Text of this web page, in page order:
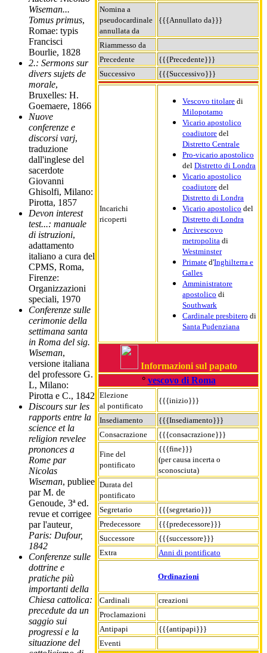
Nomina a
pseudocardinale
annullata da
{{{Annullato da}}}
Riammesso da
Precedente
{{{Precedente}}}
Successivo
{{{Successivo}}}
Incarichi
ricoperti
Vescovo titolare di
Milopotamo
Vicario apostolico
coadiutore del
Distretto Centrale
Pro-vicario apostolico
del Distretto di Londra
Vicario apostolico
coadiutore del
Distretto di Londra
Vicario apostolico del
Distretto di Londra
Arcivescovo
metropolita di
Westminster
Primate d'Inghilterra e
Galles
Amministratore
apostolico di
Southwark
Cardinale presbitero di
Santa Pudenziana
Informazioni sul papato
° vescovo di Roma
Elezione
al pontificato
{{{inizio}}}
Insediamento
{{{Insediamento}}}
Consacrazione
{{{consacrazione}}}
Fine del
pontificato
{{{fine}}}
(per causa incerta o
sconosciuta)
Durata del
pontificato
Segretario
{{{segretario}}}
Predecessore
{{{predecessore}}}
Successore
{{{successore}}}
Extra
Anni di pontificato
Ordinazioni
Cardinali
creazioni
Proclamazioni
Antipapi
{{{antipapi}}}
Eventi
Wiseman...
Tomus primus,
Romae: typis
Francisci
Bourlie, 1828
2.: Sermons sur
divers sujets de
morale,
Bruxelles: H.
Goemaere, 1866
Nuove
conferenze e
discorsi varj,
traduzione
dall'inglese del
sacerdote
Giovanni
Ghisolfi, Milano:
Pirotta, 1857
Devon interest
test...: manuale
di istruzioni,
adattamento
italiano a cura del
CPMS, Roma,
Firenze:
Organizzazioni
speciali, 1970
Conferenze sulle
cerimonie della
settimana santa
in Roma del sig.
Wiseman,
versione italiana
del professore G.
L, Milano:
Pirotta e C., 1842
Discours sur les
rapports entre la
science et la
religion revelee
prononces a
Rome par
Nicolas
Wiseman, publiee
par M. de
Genoude, 3ª ed.
revue et corrigee
par l'auteur,
Paris: Dufour,
1842
Conferenze sulle
dottrine e
pratiche più
importanti della
Chiesa cattolica:
precedute da un
saggio sui
progressi e la
situazione del